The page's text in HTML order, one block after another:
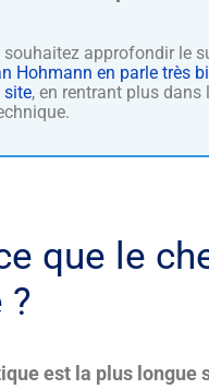
souhaitez approfondir le
Hohmann en parle très
site, en rentrant plus dans
que le
?
est la plus longue